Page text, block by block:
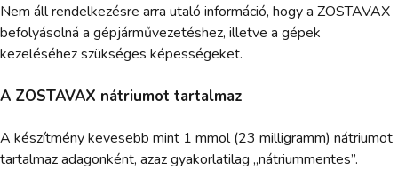
Nem áll rendelkezésre arra utaló információ, hogy a ZOSTAVAX
befolyásolná a gépjárművezetéshez, illetve a gépek
kezeléséhez szükséges képességeket.
A ZOSTAVAX nátriumot tartalmaz
A készítmény kevesebb mint 1 mmol (23 milligramm) nátriumot
tartalmaz adagonként, azaz gyakorlatilag „nátriummentes”.